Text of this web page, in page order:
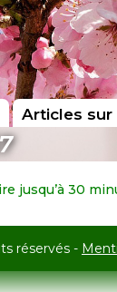
Articles sur
jusqu’à 30
réservés -